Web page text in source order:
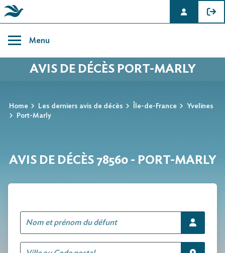
content
Menu
AVIS DE DÉCÈS PORT-MARLY
Home Les derniers avis de décès Île-de-France
Yvelines
Port-Marly
AVIS DE DÉCÈS 78560 - PORT-MARLY